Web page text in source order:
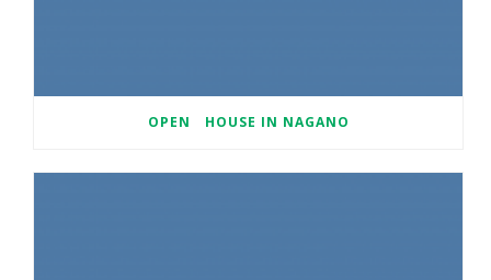
OPEN HOUSE IN NAGANO